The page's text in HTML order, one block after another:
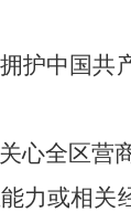
护中国
心全区
能力或相